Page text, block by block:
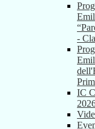
-
IC